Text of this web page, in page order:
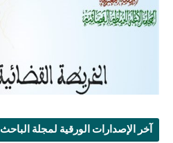
آخر الإصدارات الورقية لمجلة الباحث